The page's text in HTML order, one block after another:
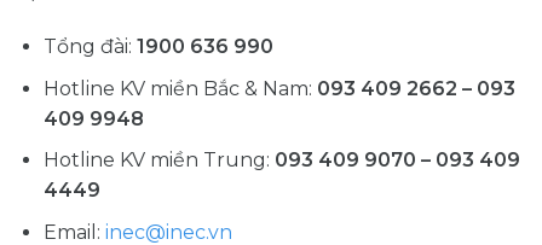
Tổng đài: 1900 636 990
Hotline KV miền Bắc & Nam: 093 409 2662 – 093
409 9948
Hotline KV miền Trung: 093 409 9070 – 093 409
4449
Email: inec@inec.vn